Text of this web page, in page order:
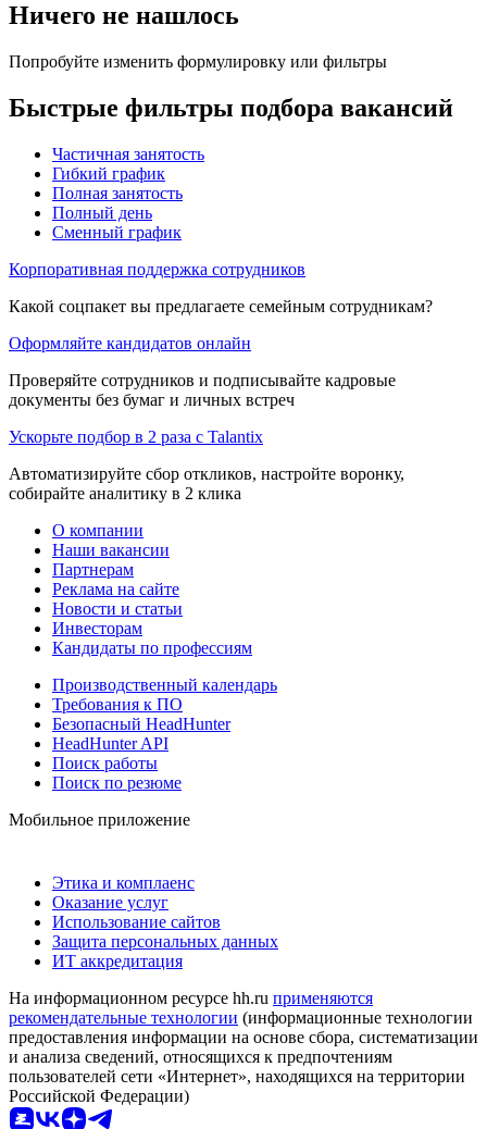
Ничего не нашлось
Попробуйте изменить формулировку или фильтры
Быстрые фильтры подбора вакансий
Частичная занятость
Гибкий график
Полная занятость
Полный день
Сменный график
Корпоративная поддержка сотрудников
Какой соцпакет вы предлагаете семейным сотрудникам?
Оформляйте кандидатов онлайн
Проверяйте сотрудников и подписывайте кадровые
документы без бумаг и личных встреч
Ускорьте подбор в 2 раза с Talantix
Автоматизируйте сбор откликов, настройте воронку,
собирайте аналитику в 2 клика
О компании
Наши вакансии
Партнерам
Реклама на сайте
Новости и статьи
Инвесторам
Кандидаты по профессиям
Производственный календарь
Требования к ПО
Безопасный HeadHunter
HeadHunter API
Поиск работы
Поиск по резюме
Мобильное приложение
Этика и комплаенс
Оказание услуг
Использование сайтов
Защита персональных данных
ИТ аккредитация
На информационном ресурсе hh.ru применяются
рекомендательные технологии (информационные технологии
предоставления информации на основе сбора, систематизации
и анализа сведений, относящихся к предпочтениям
пользователей сети «Интернет», находящихся на территории
Российской Федерации)